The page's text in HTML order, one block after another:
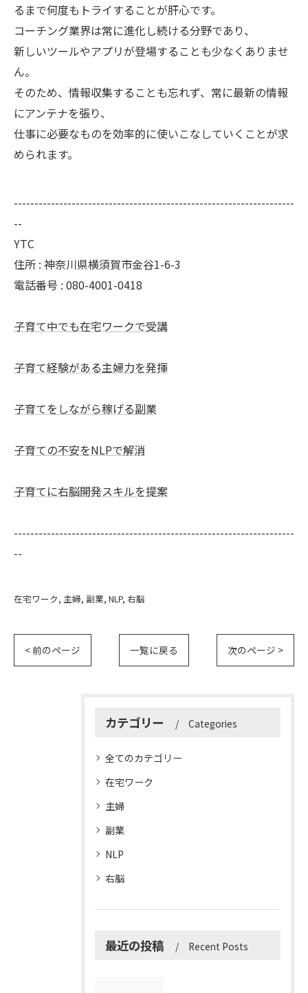
るまで何度もトライすることが肝心です。
コーチング業界は常に進化し続ける分野であり、
新しいツールやアプリが登場することも少なくありませ
ん。
そのため、情報収集することも忘れず、常に最新の情報
にアンテナを張り、
仕事に必要なものを効率的に使いこなしていくことが求
められます。
--------------------------------------------------------------------
--
YTC
住所 : 神奈川県横須賀市金谷1-6-3
電話番号 : 080-4001-0418
子育て中でも在宅ワークで受講
子育て経験がある主婦力を発揮
子育てをしながら稼げる副業
子育ての不安をNLPで解消
子育てに右脳開発スキルを提案
--------------------------------------------------------------------
--
在宅ワーク 主婦 副業 NLP 右脳
< 前のページ 一覧に戻る 次のページ >
カテゴリー Categories
全てのカテゴリー
在宅ワーク
主婦
副業
NLP
右脳
最近の投稿 Recent Posts